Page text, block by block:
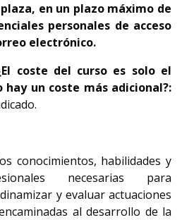
en un plazo máximo de
personales de acceso
electrónico.
coste del curso es solo el
hay un coste más adicional?:
conocimientos, habilidades y
necesarias para
y evaluar actuaciones
al desarrollo de la